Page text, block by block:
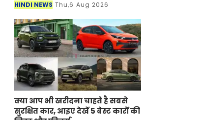
HINDI NEWS Thu,6 Aug 2026
क्या आप भी खरीदना चाहते है सबसे
सुरक्षित कार, आइए देखें 5 बेस्ट कारों की